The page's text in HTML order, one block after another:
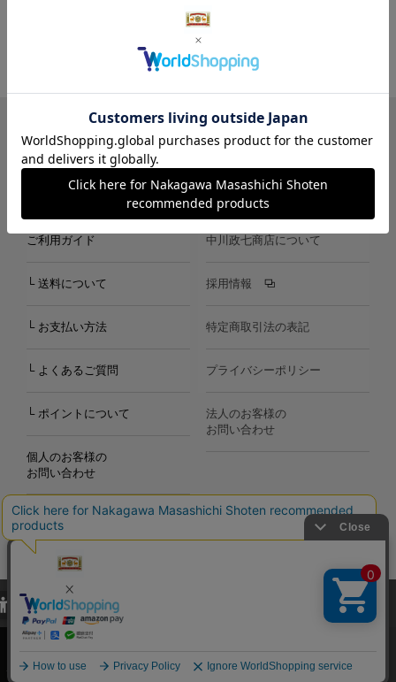
LINE Instagram X Facebook メールマガジン
ご利用ガイド
└ 送料について
└ お支払い方法
└ よくあるご質問
└ ポイントについて
個人のお客様の
お問い合わせ
中川政七商店について
採用情報
特定商取引法の表記
プライバシーポリシー
法人のお客様の
お問い合わせ
Copyright©2000-2026
Nakagawa Masashichi Shoten All Rights Reserved.
当サイトでは、当サイト内における閲覧履歴・属性情報などの取得およ
び利便性向上のためにクッキー（Cookie）を使用いたします。詳細に
関しては「プライバシーポリシー
承諾する